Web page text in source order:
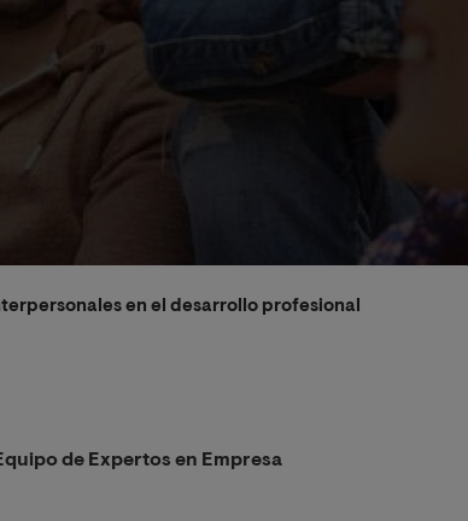
en el desarrollo profesional
de Expertos en Empresa